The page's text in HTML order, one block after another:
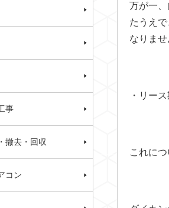
万が一
たうえ
なりま
・リー
これに
事
撤去・回収
コン